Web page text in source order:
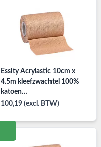
Essity Acrylastic 10cm x
4.5m kleefzwachtel 100%
katoen
compressiezwachtel per
100,19 (excl. BTW)